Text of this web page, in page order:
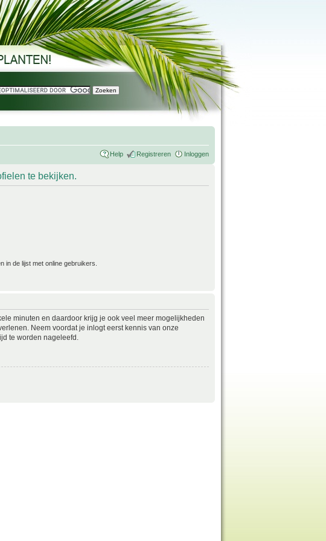
Help Registreren Inloggen
te bekijken.
in de lijst met online gebruikers.
minuten en daardoor krijg je ook veel meer mogelijkheden
Neem voordat je inlogt eerst kennis van onze
te worden nageleefd.